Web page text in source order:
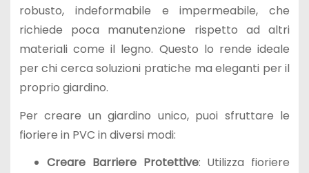
robusto, indeformabile e impermeabile, che
richiede poca manutenzione rispetto ad altri
materiali come il legno. Questo lo rende ideale
per chi cerca soluzioni pratiche ma eleganti per il
proprio giardino.
Per creare un giardino unico, puoi sfruttare le
fioriere in PVC in diversi modi:
Creare Barriere Protettive: Utilizza fioriere